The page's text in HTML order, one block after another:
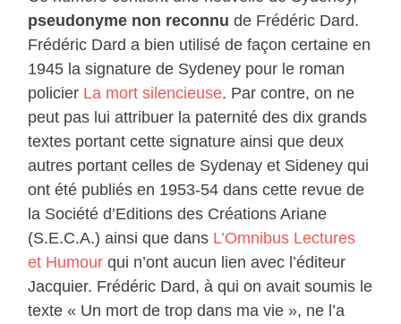
pseudonyme non reconnu de Frédéric Dard.
Frédéric Dard a bien utilisé de façon certaine en
1945 la signature de Sydeney pour le roman
policier La mort silencieuse. Par contre, on ne
peut pas lui attribuer la paternité des dix grands
textes portant cette signature ainsi que deux
autres portant celles de Sydenay et Sideney qui
ont été publiés en 1953-54 dans cette revue de
la Société d’Editions des Créations Ariane
(S.E.C.A.) ainsi que dans L’Omnibus Lectures
et Humour qui n’ont aucun lien avec l’éditeur
Jacquier. Frédéric Dard, à qui on avait soumis le
texte « Un mort de trop dans ma vie », ne l’a